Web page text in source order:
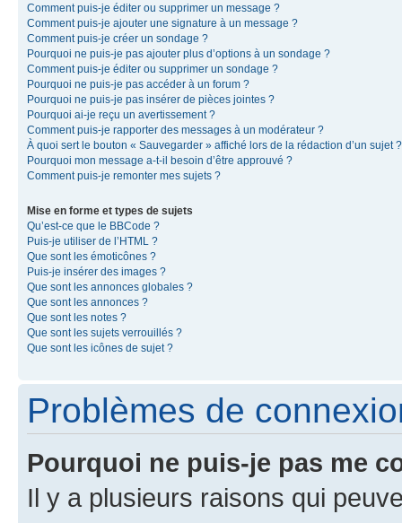
Comment puis-je éditer ou supprimer un message ?
Comment puis-je ajouter une signature à un message ?
Comment puis-je créer un sondage ?
Pourquoi ne puis-je pas ajouter plus d’options à un sondage ?
Comment puis-je éditer ou supprimer un sondage ?
Pourquoi ne puis-je pas accéder à un forum ?
Pourquoi ne puis-je pas insérer de pièces jointes ?
Pourquoi ai-je reçu un avertissement ?
Comment puis-je rapporter des messages à un modérateur ?
À quoi sert le bouton « Sauvegarder » affiché lors de la rédaction d’un sujet ?
Pourquoi mon message a-t-il besoin d’être approuvé ?
Comment puis-je remonter mes sujets ?
Mise en forme et types de sujets
Qu’est-ce que le BBCode ?
Puis-je utiliser de l’HTML ?
Que sont les émoticônes ?
Puis-je insérer des images ?
Que sont les annonces globales ?
Que sont les annonces ?
Que sont les notes ?
Que sont les sujets verrouillés ?
Que sont les icônes de sujet ?
Problèmes de
Pourquoi ne puis-je pas me
Il y a plusieurs raisons qui